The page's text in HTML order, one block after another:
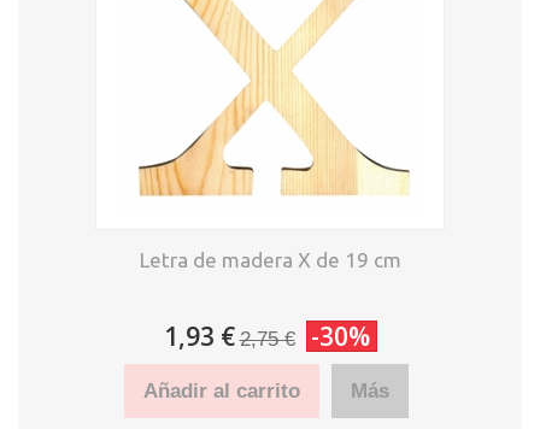
Letra de madera X de 19 cm
1,93 € 2,75 € -30%
Añadir al carrito Más